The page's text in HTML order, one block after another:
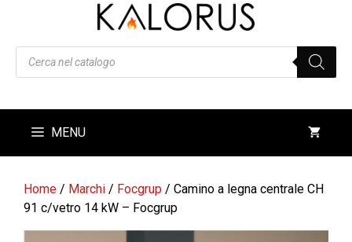
Products
search
MENU
Home / Marchi / Focgrup / Camino a legna centrale CH
91 c/vetro 14 kW – Focgrup